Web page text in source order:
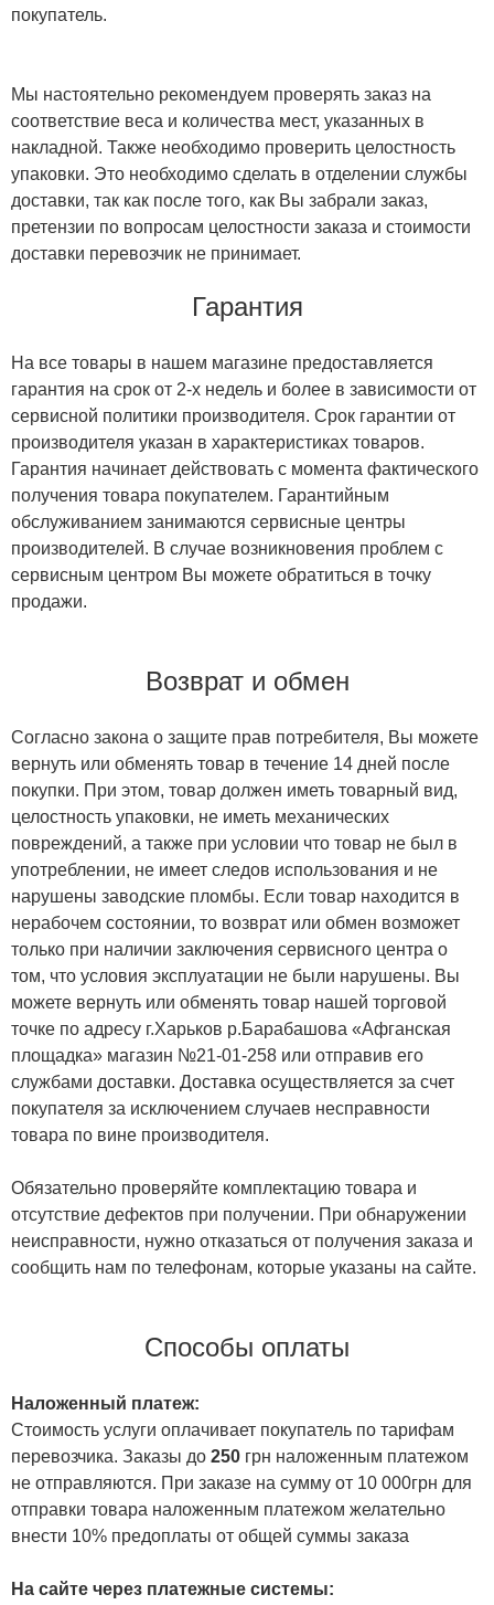
покупатель.
Мы настоятельно рекомендуем проверять заказ на
соответствие веса и количества мест, указанных в
накладной. Также необходимо проверить целостность
упаковки. Это необходимо сделать в отделении службы
доставки, так как после того, как Вы забрали заказ,
претензии по вопросам целостности заказа и стоимости
доставки перевозчик не принимает.
Гарантия
На все товары в нашем магазине предоставляется
гарантия на срок от 2-х недель и более в зависимости от
сервисной политики производителя. Срок гарантии от
производителя указан в характеристиках товаров.
Гарантия начинает действовать с момента фактического
получения товара покупателем. Гарантийным
обслуживанием занимаются сервисные центры
производителей. В случае возникновения проблем с
сервисным центром Вы можете обратиться в точку
продажи.
Возврат и обмен
Согласно закона о защите прав потребителя, Вы можете
вернуть или обменять товар в течение 14 дней после
покупки. При этом, товар должен иметь товарный вид,
целостность упаковки, не иметь механических
повреждений, а также при условии что товар не был в
употреблении, не имеет следов использования и не
нарушены заводские пломбы. Если товар находится в
нерабочем состоянии, то возврат или обмен возможет
только при наличии заключения сервисного центра о
том, что условия эксплуатации не были нарушены. Вы
можете вернуть или обменять товар нашей торговой
точке по адресу г.Харьков р.Барабашова «Афганская
площадка» магазин №21-01-258 или отправив его
службами доставки. Доставка осуществляется за счет
покупателя за исключением случаев несправности
товара по вине производителя.
Обязательно проверяйте комплектацию товара и
отсутствие дефектов при получении. При обнаружении
неисправности, нужно отказаться от получения заказа и
сообщить нам по телефонам, которые указаны на сайте.
Способы оплаты
Наложенный платеж:
Стоимость услуги оплачивает покупатель по тарифам
перевозчика. Заказы до 250 грн наложенным платежом
не отправляются. При заказе на сумму от 10 000грн для
отправки товара наложенным платежом желательно
внести 10% предоплаты от общей суммы заказа
На сайте через платежные системы: